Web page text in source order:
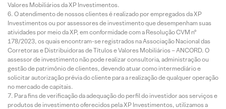
Valores Mobiliários da XP Investimentos.
O atendimento de nossos clientes é realizado por empregados da XP
Investimentos ou por assessores de investimento que desempenham suas
atividades por meio da XP, em conformidade com a Resolução CVM nº
178/2023, os quais encontram-se registrados na Associação Nacional das
Corretoras e Distribuidoras de Títulos e Valores Mobiliários – ANCORD. O
assessor de investimento não pode realizar consultoria, administração ou
gestão de patrimônio de clientes, devendo atuar como intermediário e
solicitar autorização prévia do cliente para a realização de qualquer operação
no mercado de capitais.
Para fins de verificação da adequação do perfil do investidor aos serviços e
produtos de investimento oferecidos pela XP Investimentos, utilizamos a